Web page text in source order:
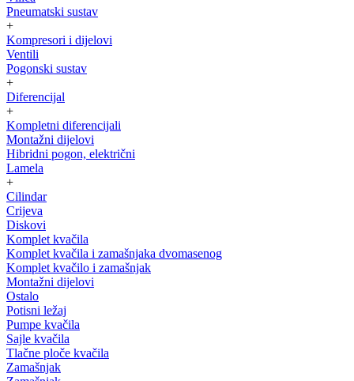
Pneumatski sustav
+
Kompresori i dijelovi
Ventili
Pogonski sustav
+
Diferencijal
+
Kompletni diferencijali
Montažni dijelovi
Hibridni pogon, električni
Lamela
+
Cilindar
Crijeva
Diskovi
Komplet kvačila
Komplet kvačila i zamašnjaka dvomasenog
Komplet kvačilo i zamašnjak
Montažni dijelovi
Ostalo
Potisni ležaj
Pumpe kvačila
Sajle kvačila
Tlačne ploče kvačila
Zamašnjak